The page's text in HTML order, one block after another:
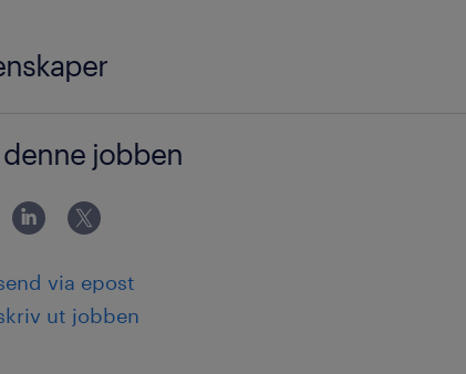
Industri og vedlikehold
industrimekaniker
jobben
via epost
ut jobben